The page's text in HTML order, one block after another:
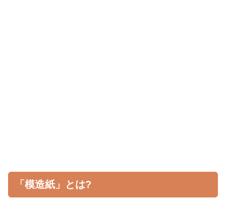
「模造紙」とは?